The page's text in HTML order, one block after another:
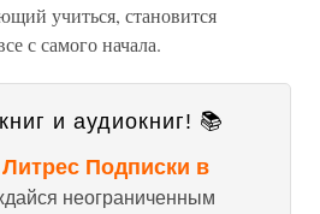
учиться, становится
с самого начала.
и аудиокниг! 📚
Подписки в
неограниченным